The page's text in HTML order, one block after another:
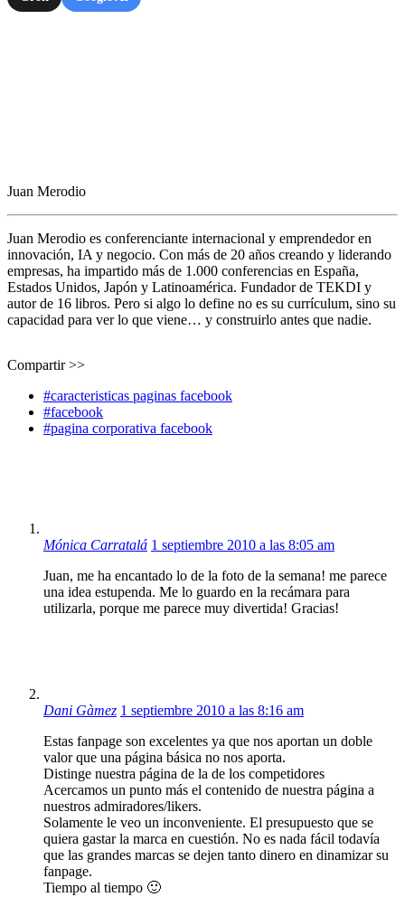
Juan Merodio
Juan Merodio es conferenciante internacional y emprendedor en
innovación, IA y negocio. Con más de 20 años creando y liderando
empresas, ha impartido más de 1.000 conferencias en España,
Estados Unidos, Japón y Latinoamérica. Fundador de TEKDI y
autor de 16 libros. Pero si algo lo define no es su currículum, sino su
capacidad para ver lo que viene… y construirlo antes que nadie.
Compartir >>
#caracteristicas paginas facebook
#facebook
#pagina corporativa facebook
Mónica Carratalá 1 septiembre 2010 a las 8:05 am
Juan, me ha encantado lo de la foto de la semana! me parece
una idea estupenda. Me lo guardo en la recámara para
utilizarla, porque me parece muy divertida! Gracias!
Dani Gàmez 1 septiembre 2010 a las 8:16 am
Estas fanpage son excelentes ya que nos aportan un doble
valor que una página básica no nos aporta.
Distinge nuestra página de la de los competidores
Acercamos un punto más el contenido de nuestra página a
nuestros admiradores/likers.
Solamente le veo un inconveniente. El presupuesto que se
quiera gastar la marca en cuestión. No es nada fácil todavía
que las grandes marcas se dejen tanto dinero en dinamizar su
fanpage.
Tiempo al tiempo 🙂